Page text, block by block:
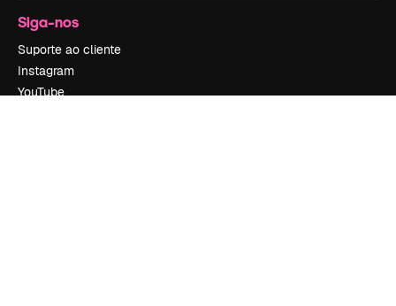
Siga-nos
Suporte ao cliente
Instagram
YouTube